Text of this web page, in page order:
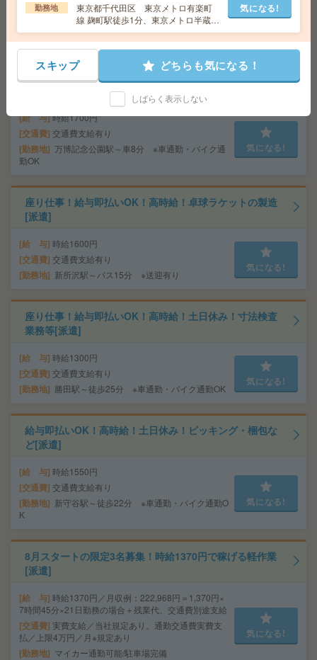
交通費 交通費支給有り
みどりの駅～徒歩20分 ※車通勤・バイク通
勤OK
気になる!
給与即払いOK！高時給！土日休み！ピッキング・仕分け
給 与 時給1700円
交通費 交通費支給有り
勤務地 万博記念公園駅～車8分 ※車通勤・バイク通
勤OK
気になる!
座り仕事！給与即払いOK！高時給！卓球ラケットの製造
[派遣]
給 与 時給1600円
交通費 交通費支給有り
勤務地 新所沢駅～バス15分 ※送迎有り
気になる!
座り仕事！給与即払いOK！高時給！土日休み！寸法検査
業務等[派遣]
給 与 時給1300円
交通費 交通費支給有り
勤務地 勝田駅～徒歩25分 ※車通勤・バイク通勤OK
気になる!
給与即払いOK！高時給！土日休み！ピッキング・梱包な
ど[派遣]
給 与 時給1550円
交通費 交通費支給有り
勤務地
新守谷駅～徒歩22分 ※車通勤・バイク通勤O
K
気になる!
8月スタートの限定3名募集！時給1370円で稼げる軽作業
[派遣]
給 与 時給1370円／月収例：222,968円＝1,370円×
7時間45分×21日勤務の場合＋残業代、交通費別途支給
交通費 実費支給／当社規定あり。通勤交通費実費支
払／上限4万円／月※規定あり
勤務地 マイカー通勤可能/駐車場完備
気になる!
勤務地
東京都千代田区 東京メトロ有楽町
線 麹町駅徒歩1分、東京メトロ半蔵門
線 半蔵門駅徒歩5分
気になる!
スキップ どちらも気になる！
しばらく表示しない